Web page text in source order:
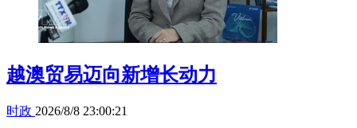
越澳贸易迈向新增长动力
时政 2026/8/8 23:00:21